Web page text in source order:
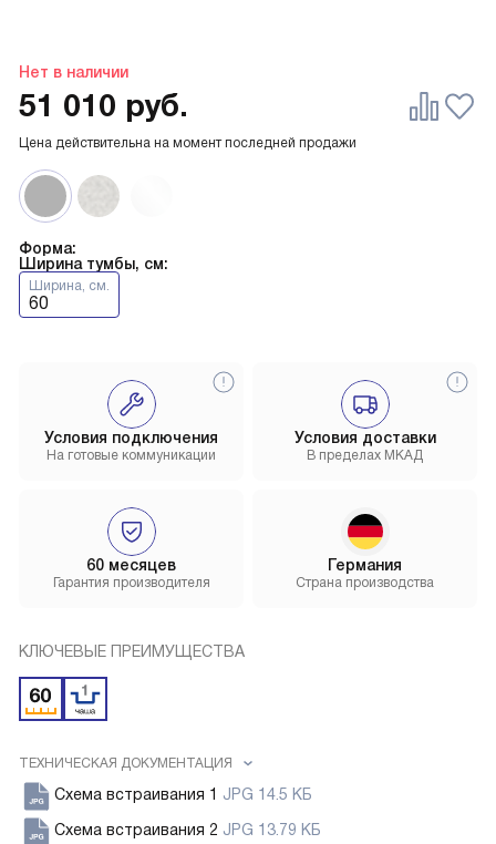
Нет в наличии
Форма:
Ширина тумбы, см:
Ширина, см.
60
Цена действительна на момент последней продажи
51 010 руб.
Условия доставки
В пределах МКАД
60 месяцев
Гарантия производителя
Условия подключения
На готовые коммуникации
Германия
Страна производства
КЛЮЧЕВЫЕ ПРЕИМУЩЕСТВА
ТЕХНИЧЕСКАЯ ДОКУМЕНТАЦИЯ
Схема встраивания 1 JPG 14.5 КБ
Схема встраивания 2 JPG 13.79 КБ